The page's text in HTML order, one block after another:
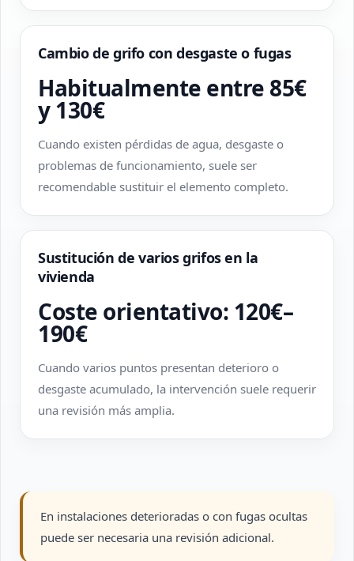
Cambio de grifo con desgaste o fugas
Habitualmente entre 85€
y 130€
Cuando existen pérdidas de agua, desgaste o
problemas de funcionamiento, suele ser
recomendable sustituir el elemento completo.
Sustitución de varios grifos en la
vivienda
Coste orientativo: 120€–
190€
Cuando varios puntos presentan deterioro o
desgaste acumulado, la intervención suele requerir
una revisión más amplia.
En instalaciones deterioradas o con fugas ocultas
puede ser necesaria una revisión adicional.